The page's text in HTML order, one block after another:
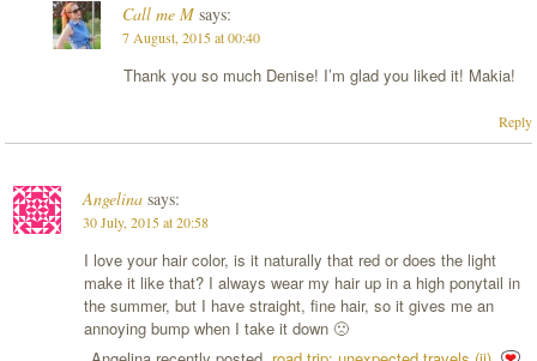
Call me M says:
7 August, 2015 at 00:40
Thank you so much Denise! I’m glad you liked it! Makia!
Reply
Angelina says:
30 July, 2015 at 20:58
I love your hair color, is it naturally that red or does the light
make it like that? I always wear my hair up in a high ponytail in
the summer, but I have straight, fine hair, so it gives me an
annoying bump when I take it down 🙁